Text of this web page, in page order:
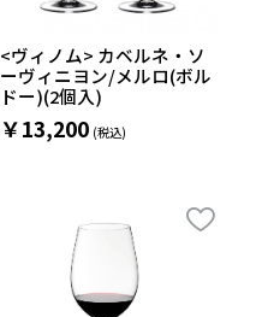
<ヴィノム> カベルネ・ソ
ーヴィニヨン/メルロ(ボル
ドー)(2個入)
￥13,200